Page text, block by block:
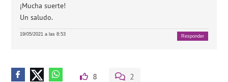
¡Mucha suerte!
Un saludo.
19/05/2021 a las 8:53 Responder
8 2